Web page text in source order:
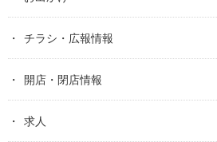
チラシ・広報情報
開店・閉店情報
求人